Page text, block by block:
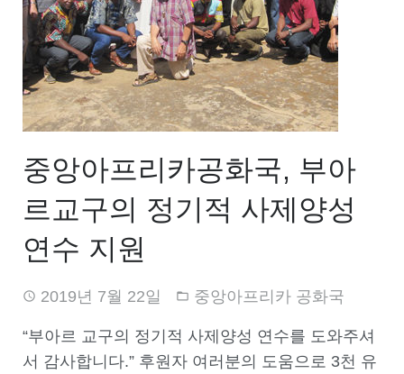
중앙아프리카공화국, 부아
르교구의 정기적 사제양성
연수 지원
2019년 7월 22일 중앙아프리카 공화국
“부아르 교구의 정기적 사제양성 연수를 도와주셔
서 감사합니다.” 후원자 여러분의 도움으로 3천 유